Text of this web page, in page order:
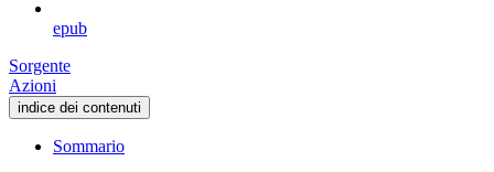
epub
Sorgente
Azioni
indice dei contenuti
Sommario